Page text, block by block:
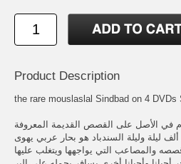
Product Description
the rare mouslaslal Sindbad on 4 DVDs
في الأصل على القصص القديمة المعروفة
ليلة وليلة السندباد هو بحار عربي يهوى
والمصاعب التي يواجهها ويتغلب عليها